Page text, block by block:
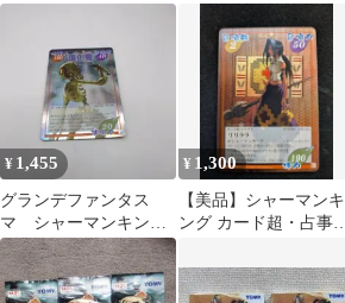
Xロウズ
¥ 1,455
グランデファンタス
マ シャーマンキング
超・占事略決
¥ 1,300
【美品】シャーマンキ
ング カード超・占事略
レア